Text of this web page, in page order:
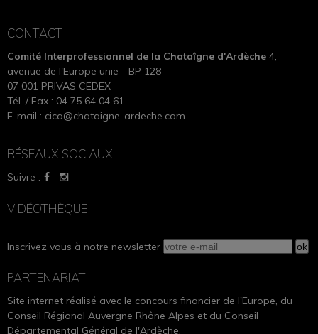
CONTACT
Comité Interprofessionnel de la Chataîgne d'Ardèche 4,
avenue de l'Europe unie - BP 128
07 001 PRIVAS CEDEX
Tél. / Fax : 04 75 64 04 61
E-mail : cica@chataigne-ardeche.com
RÉSEAUX SOCIAUX
Suivre :
VIDÉOTHÈQUE
Inscrivez vous à notre newsletter
PARTENARIAT
Site internet réalisé avec le concours financier de l'Europe, du
Conseil Régional Auvergne Rhône Alpes et du Conseil
Départemental Général de l'Ardèche.